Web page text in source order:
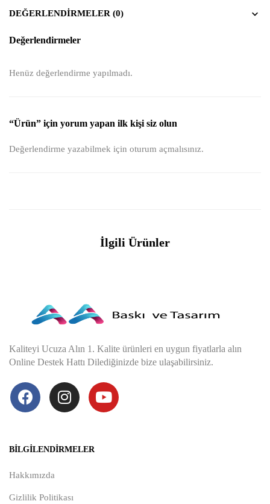
DEĞERLENDIRMELER (0)
Değerlendirmeler
Henüz değerlendirme yapılmadı.
“Ürün” için yorum yapan ilk kişi siz olun
Değerlendirme yazabilmek için oturum açmalısınız.
İlgili Ürünler
Kaliteyi Ucuza Alın 1. Kalite ürünleri en uygun fiyatlarla alın
Online Destek Hattı Dilediğinizde bize ulaşabilirsiniz.
BILGILENDIRMELER
Hakkımızda
Gizlilik Politikası